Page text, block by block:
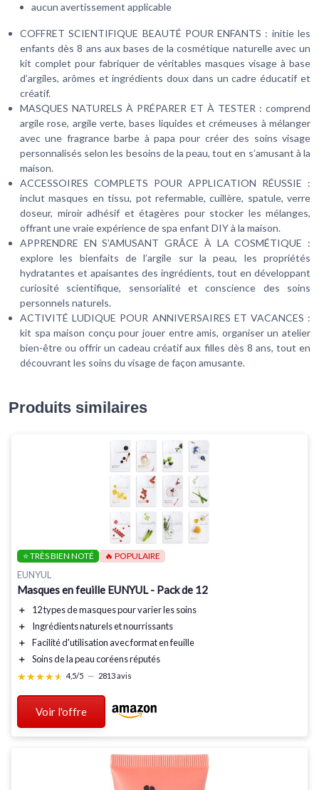
aucun avertissement applicable
COFFRET SCIENTIFIQUE BEAUTÉ POUR ENFANTS : initie les
enfants dès 8 ans aux bases de la cosmétique naturelle avec un
kit complet pour fabriquer de véritables masques visage à base
d’argiles, arômes et ingrédients doux dans un cadre éducatif et
créatif.
MASQUES NATURELS À PRÉPARER ET À TESTER : comprend
argile rose, argile verte, bases liquides et crémeuses à mélanger
avec une fragrance barbe à papa pour créer des soins visage
personnalisés selon les besoins de la peau, tout en s’amusant à la
maison.
ACCESSOIRES COMPLETS POUR APPLICATION RÉUSSIE :
inclut masques en tissu, pot refermable, cuillère, spatule, verre
doseur, miroir adhésif et étagères pour stocker les mélanges,
offrant une vraie expérience de spa enfant DIY à la maison.
APPRENDRE EN S’AMUSANT GRÂCE À LA COSMÉTIQUE :
explore les bienfaits de l’argile sur la peau, les propriétés
hydratantes et apaisantes des ingrédients, tout en développant
curiosité scientifique, sensorialité et conscience des soins
personnels naturels.
ACTIVITÉ LUDIQUE POUR ANNIVERSAIRES ET VACANCES :
kit spa maison conçu pour jouer entre amis, organiser un atelier
bien-être ou offrir un cadeau créatif aux filles dès 8 ans, tout en
découvrant les soins du visage de façon amusante.
Produits similaires
⭐ TRÈS BIEN NOTÉ 🔥 POPULAIRE
EUNYUL
Masques en feuille EUNYUL - Pack de 12
＋ 12 typesde masques pour varier les soins
＋
Ingrédients naturelset nourrissants
＋
Facilité d'utilisationavec format en feuille
＋
Soins de la peau coréensréputés
★★★★★
★★★★★ 4,5/5 — 2813 avis
Voir l'offre